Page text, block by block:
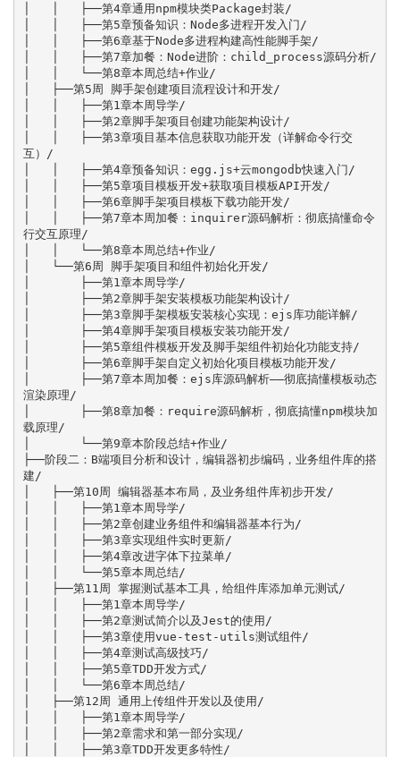
│   │   ├──第4章通用npm模块类Package封装/
│   │   ├──第5章预备知识：Node多进程开发入门/
│   │   ├──第6章基于Node多进程构建高性能脚手架/
│   │   ├──第7章加餐：Node进阶：child_process源码分析/
│   │   └──第8章本周总结+作业/
│   ├──第5周 脚手架创建项目流程设计和开发/
│   │   ├──第1章本周导学/
│   │   ├──第2章脚手架项目创建功能架构设计/
│   │   ├──第3章项目基本信息获取功能开发（详解命令行交
互）/
│   │   ├──第4章预备知识：egg.js+云mongodb快速入门/
│   │   ├──第5章项目模板开发+获取项目模板API开发/
│   │   ├──第6章脚手架项目模板下载功能开发/
│   │   ├──第7章本周加餐：inquirer源码解析：彻底搞懂命令
行交互原理/
│   │   └──第8章本周总结+作业/
│   └──第6周 脚手架项目和组件初始化开发/
│       ├──第1章本周导学/
│       ├──第2章脚手架安装模板功能架构设计/
│       ├──第3章脚手架模板安装核心实现：ejs库功能详解/
│       ├──第4章脚手架项目模板安装功能开发/
│       ├──第5章组件模板开发及脚手架组件初始化功能支持/
│       ├──第6章脚手架自定义初始化项目模板功能开发/
│       ├──第7章本周加餐：ejs库源码解析——彻底搞懂模板动态
渲染原理/
│       ├──第8章加餐：require源码解析，彻底搞懂npm模块加
载原理/
│       └──第9章本阶段总结+作业/
├──阶段二：B端项目分析和设计，编辑器初步编码，业务组件库的搭
建/
│   ├──第10周 编辑器基本布局，及业务组件库初步开发/
│   │   ├──第1章本周导学/
│   │   ├──第2章创建业务组件和编辑器基本行为/
│   │   ├──第3章实现组件实时更新/
│   │   ├──第4章改进字体下拉菜单/
│   │   └──第5章本周总结/
│   ├──第11周 掌握测试基本工具，给组件库添加单元测试/
│   │   ├──第1章本周导学/
│   │   ├──第2章测试简介以及Jest的使用/
│   │   ├──第3章使用vue-test-utils测试组件/
│   │   ├──第4章测试高级技巧/
│   │   ├──第5章TDD开发方式/
│   │   └──第6章本周总结/
│   ├──第12周 通用上传组件开发以及使用/
│   │   ├──第1章本周导学/
│   │   ├──第2章需求和第一部分实现/
│   │   ├──第3章TDD开发更多特性/